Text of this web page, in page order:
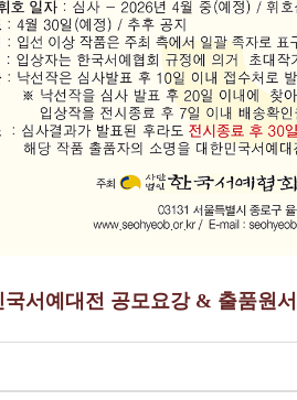
국서예대전 공모요강 & 출품원서